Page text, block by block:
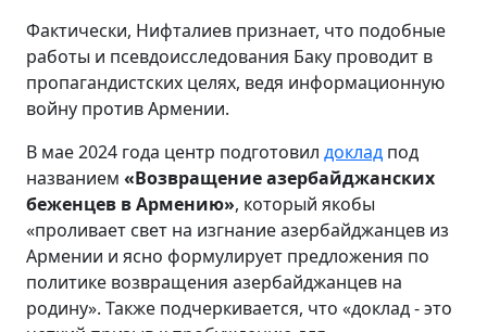
Фактически, Нифталиев признает, что подобные
работы и псевдоисследования Баку проводит в
пропагандистских целях, ведя информационную
войну против Армении.
В мае 2024 года центр подготовил доклад под
названием «Возвращение азербайджанских
беженцев в Армению», который якобы
«проливает свет на изгнание азербайджанцев из
Армении и ясно формулирует предложения по
политике возвращения азербайджанцев на
родину». Также подчеркивается, что «доклад - это